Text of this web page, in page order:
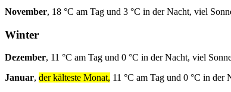
November, 18 °C am Tag und 3 °C in der Nacht, viel
Winter
Dezember, 11 °C am Tag und 0 °C in der Nacht, viel
Januar, der kälteste Monat, 11 °C am Tag und 0 °C in der